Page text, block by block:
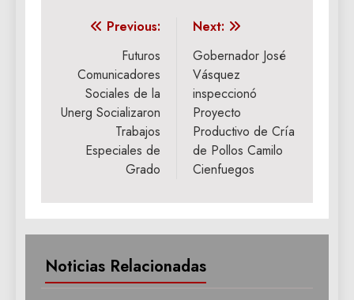
Navegación
entradas
Previous:
Futuros
Comunicadores
Sociales de la
Unerg Socializaron
Trabajos
Especiales de
Grado
Next:
Gobernador José
Vásquez
inspeccionó
Proyecto
Productivo de Cría
de Pollos Camilo
Cienfuegos
Noticias Relacionadas